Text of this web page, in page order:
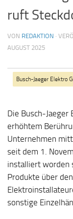
ruft
VON REDAKTION ·
AUGUST 2025
Busch-Jaeger Elektro
Die Busch-
erhöhtem
Unternehmen
seit dem 1.
installiert worden
Produkte über
sonstige